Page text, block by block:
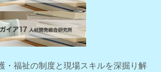
・福祉の制度と現場スキルを深掘り解